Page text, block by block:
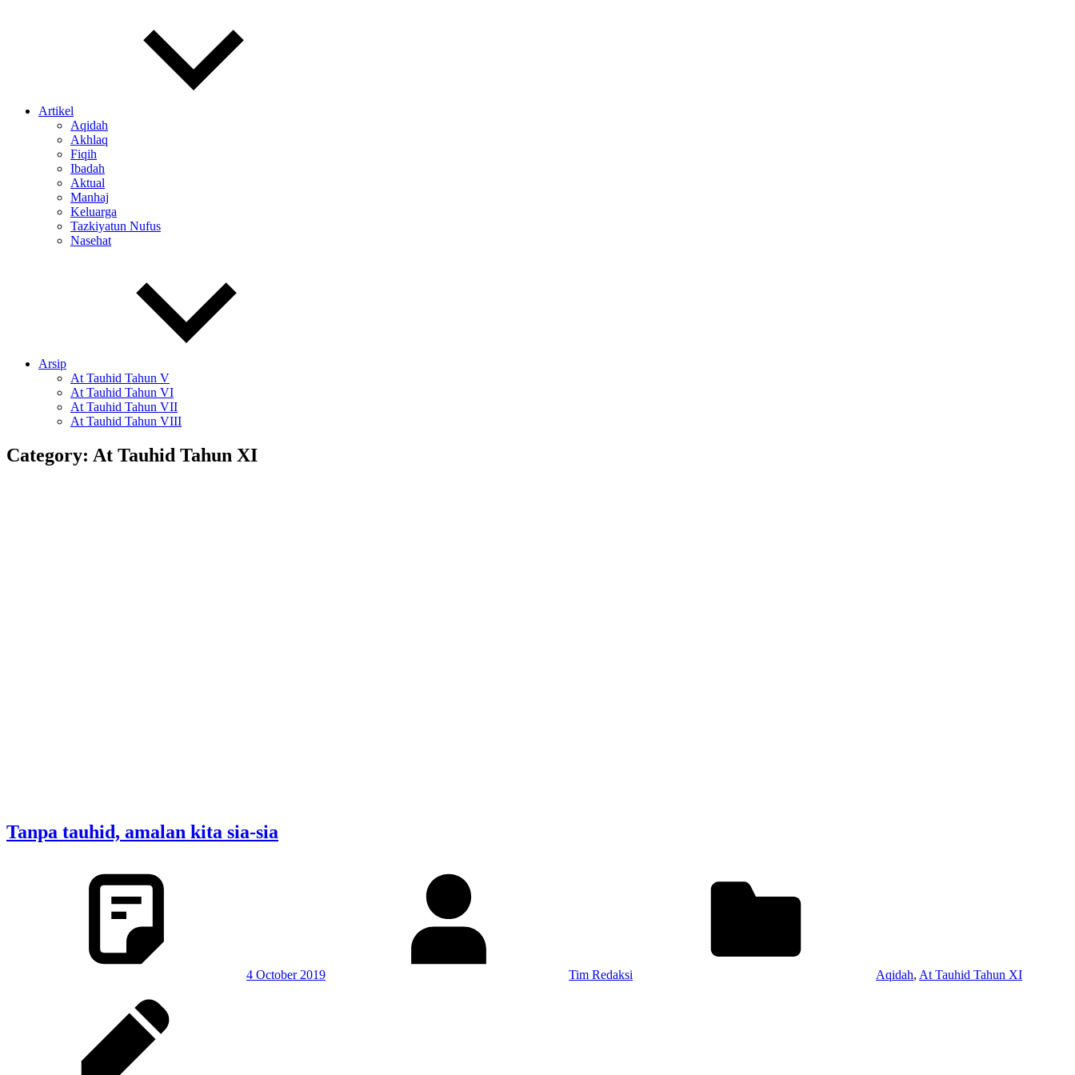
Artikel
Aqidah
Akhlaq
Fiqih
Ibadah
Aktual
Manhaj
Keluarga
Tazkiyatun Nufus
Nasehat
Arsip
At Tauhid Tahun V
At Tauhid Tahun VI
At Tauhid Tahun VII
At Tauhid Tahun VIII
Category: At Tauhid Tahun XI
Tanpa tauhid, amalan kita sia-sia
4 October 2019 Tim Redaksi Aqidah, At Tauhid Tahun XI